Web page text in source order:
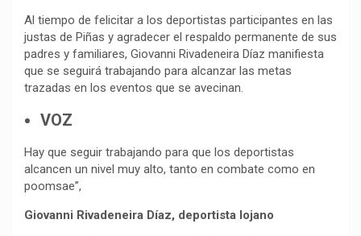
Al tiempo de felicitar a los deportistas participantes en las
justas de Piñas y agradecer el respaldo permanente de sus
padres y familiares, Giovanni Rivadeneira Díaz manifiesta
que se seguirá trabajando para alcanzar las metas
trazadas en los eventos que se avecinan.
VOZ
Hay que seguir trabajando para que los deportistas
alcancen un nivel muy alto, tanto en combate como en
poomsae”,
Giovanni Rivadeneira Díaz, deportista lojano